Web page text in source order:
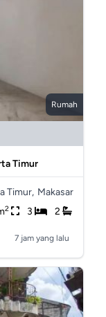
Rumah
Timur
Timur, Makasar
2 3 2
7 jam yang lalu